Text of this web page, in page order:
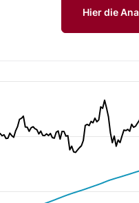
Hier die